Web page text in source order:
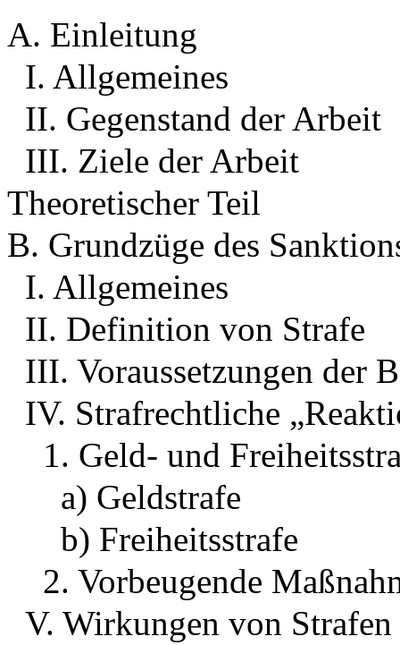
A. Einleitung
I. Allgemeines
II. Gegenstand der Arbeit
III. Ziele der Arbeit
Theoretischer Teil
B. Grundzüge des
I. Allgemeines
II. Definition von Strafe
III. Voraussetzungen der
IV. Strafrechtliche
1. Geld- und
a) Geldstrafe
b) Freiheitsstrafe
2. Vorbeugende
V. Wirkungen von Strafen